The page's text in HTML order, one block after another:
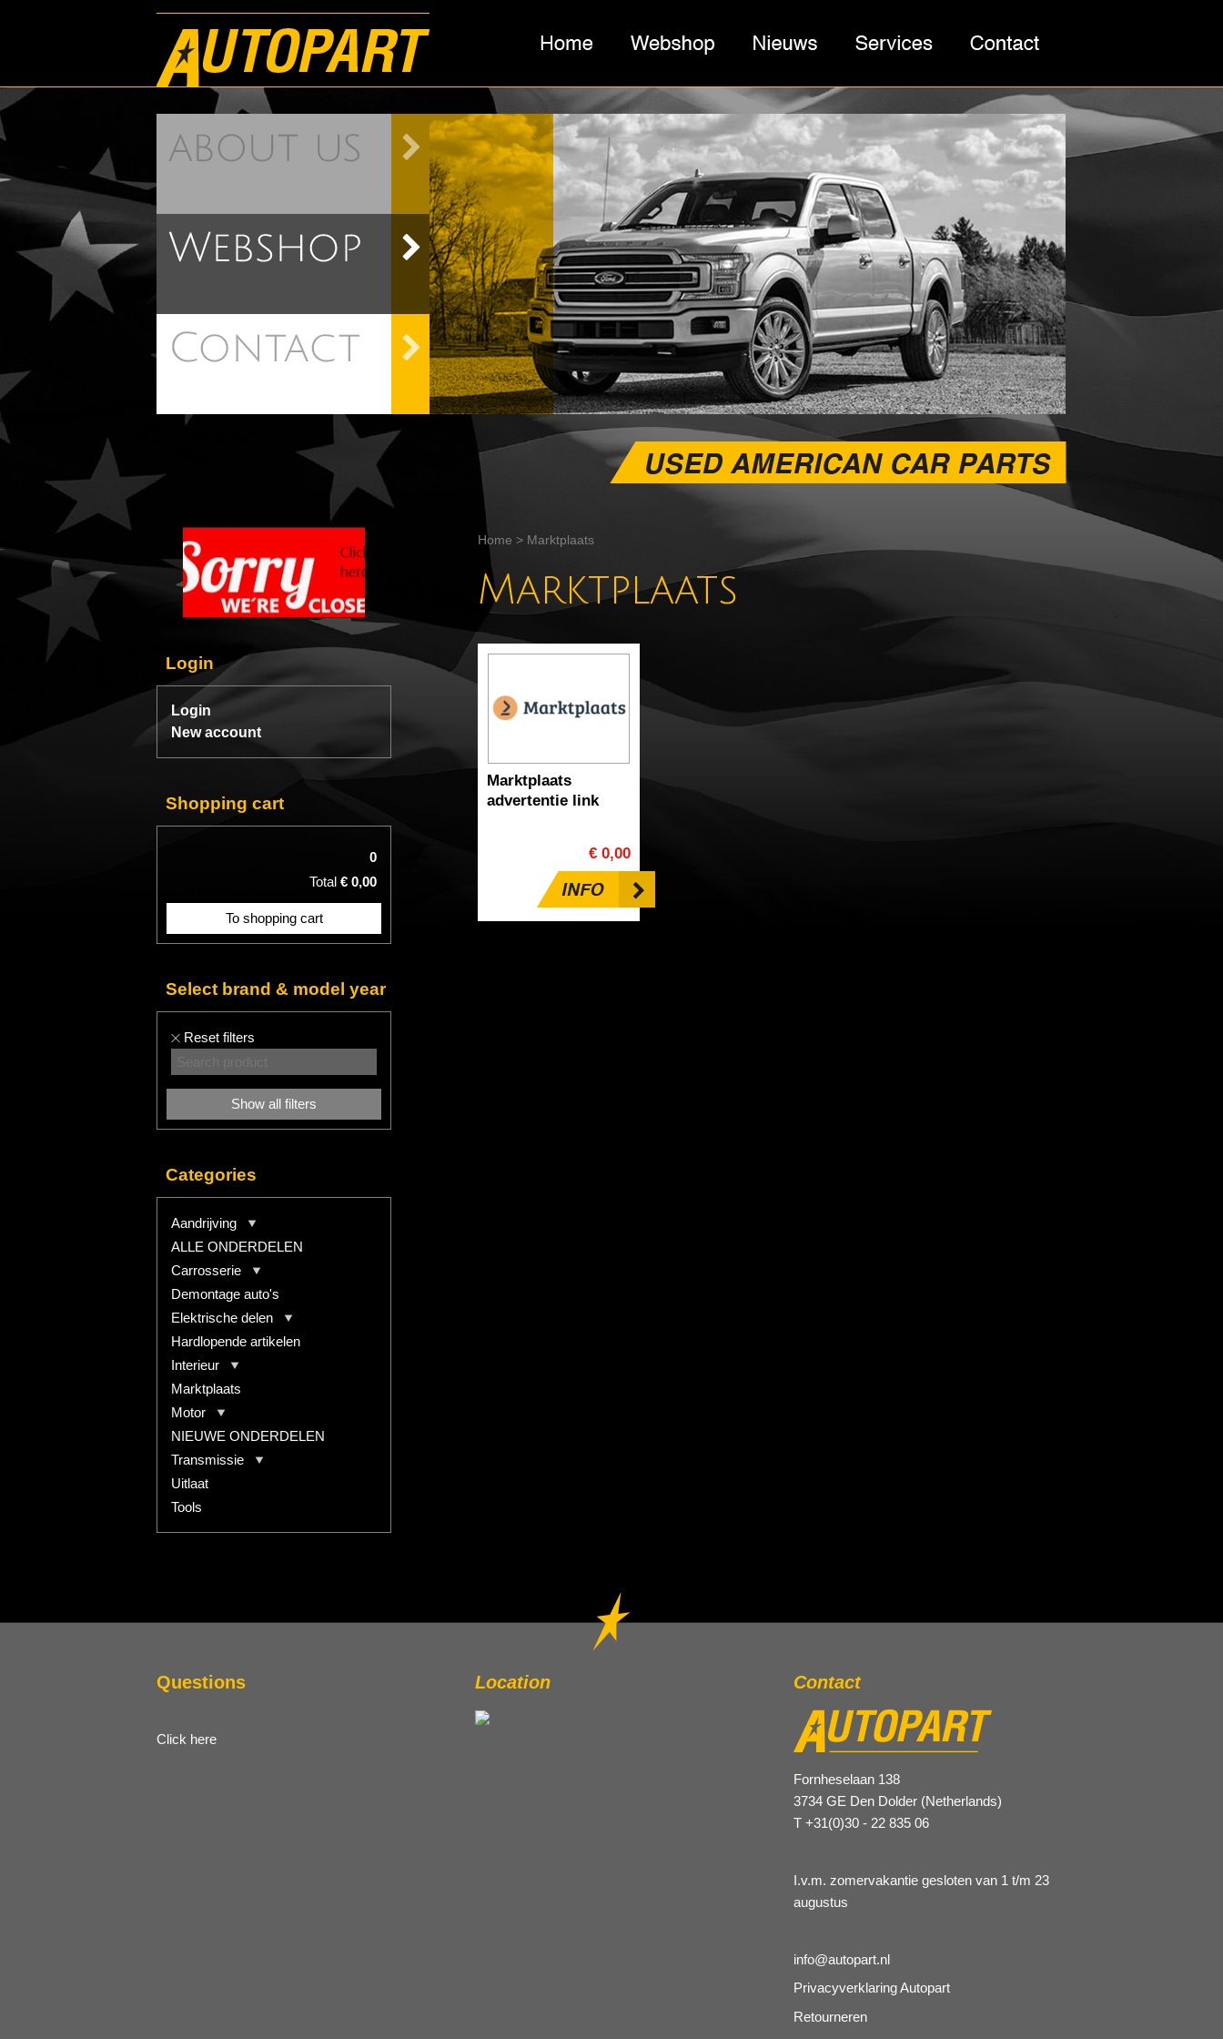
Home > Marktplaats
Marktplaats
Marktplaats
advertentie link
€ 0,00
Login
Login
New account
Shopping cart
0
Total € 0,00
To shopping cart
Select brand & model year
Reset filters
Show all filters
Categories
Aandrijving
ALLE ONDERDELEN
Carrosserie
Demontage auto's
Elektrische delen
Hardlopende artikelen
Interieur
Marktplaats
Motor
NIEUWE ONDERDELEN
Transmissie
Uitlaat
Tools
Questions
Click here
Location Contact
Fornheselaan 138
3734 GE Den Dolder (Netherlands)
T +31(0)30 - 22 835 06
I.v.m. zomervakantie gesloten van 1 t/m 23
augustus
info@autopart.nl
Privacyverklaring Autopart
Retourneren